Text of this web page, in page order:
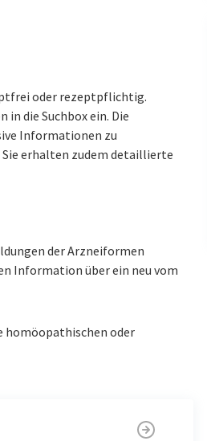
oder rezeptpflichtig.
die Suchbox ein. Die
Informationen zu
erhalten zudem detaillierte
der Arzneiformen
Information über ein neu vom
homöopathischen oder